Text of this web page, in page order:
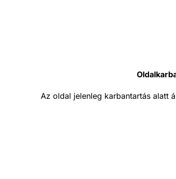
Az oldal jelenleg karbantartás alatt